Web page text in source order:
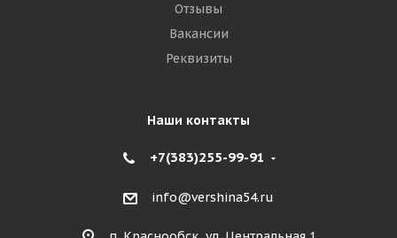
Отзывы
Вакансии
Реквизиты
Наши контакты
+7(383)255-99-91
info@vershina54.ru